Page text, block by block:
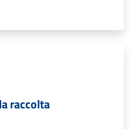
raccolta